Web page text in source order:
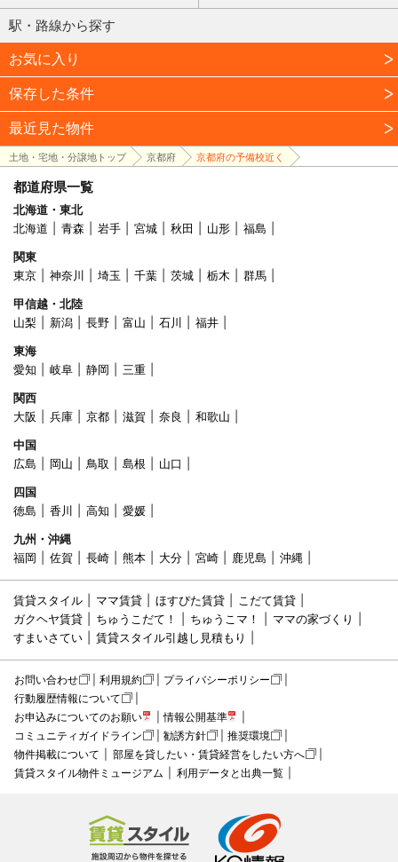
駅・路線から探す
お気に入り
保存した条件
最近見た物件
土地・宅地・分譲地トップ 京都府 京都府の予備校近く
都道府県一覧
北海道・東北
北海道
青森 岩手 宮城 秋田 山形
福島
関東
東京
神奈川 埼玉 千葉 茨城 栃木
群馬
甲信越・北陸
山梨
新潟 長野 富山 石川
福井
東海
愛知
岐阜 静岡
三重
関西
大阪
兵庫 京都 滋賀 奈良
和歌山
中国
広島
岡山 鳥取 島根
山口
四国
徳島
香川 高知
愛媛
九州・沖縄
福岡
佐賀 長崎 熊本 大分 宮崎 鹿児島 沖縄
賃貸スタイル ママ賃貸 ほすぴた賃貸
こだて賃貸
ガクヘヤ賃貸
ちゅうこだて！ ちゅうこマ！
ママの家づくり
すまいさてい
賃貸スタイル引越し見積もり
お問い合わせ 利用規約
プライバシーポリシー
行動履歴情報について
お申込みについてのお願い
情報公開基準
コミュニティガイドライン
勧誘方針
推奨環境
物件掲載について
部屋を貸したい・賃貸経営をしたい方へ
賃貸スタイル物件ミュージアム
利用データと出典一覧